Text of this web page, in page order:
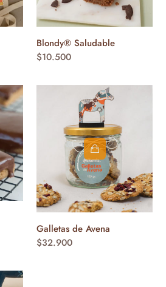
Blondy® Saludable
Precio
$10.500
Galletas de Avena
Precio
$32.900